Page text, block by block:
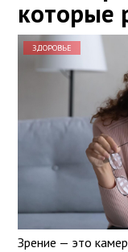
которые
ЗДОРОВЬЕ
Зрение — это